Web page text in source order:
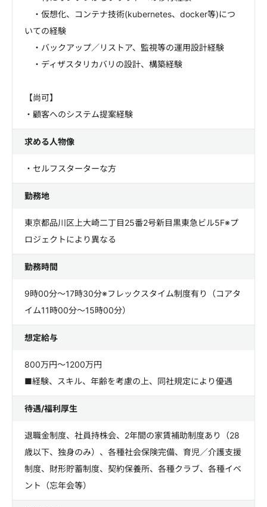
・仮想化、コンテナ技術(kubernetes、docker等)につ
いての経験
・バックアップ／リストア、監視等の運用設計経験
・ディザスタリカバリの設計、構築経験
【尚可】
・顧客へのシステム提案経験
求める人物像
・セルフスターターな方
勤務地
東京都品川区上大崎二丁目25番2号新目黒東急ビル5F※プ
ロジェクトにより異なる
勤務時間
9時00分～17時30分※フレックスタイム制度有り（コアタ
イム11時00分～15時00分）
想定給与
800万円～1200万円
■経験、スキル、年齢を考慮の上、同社規定により優遇
待遇/福利厚生
退職金制度、社員持株会、2年間の家賃補助制度あり（28
歳以下、独身のみ）、各種社会保険完備、育児／介護支援
制度、財形貯蓄制度、契約保養所、各種クラブ、各種イベ
ント（忘年会等）